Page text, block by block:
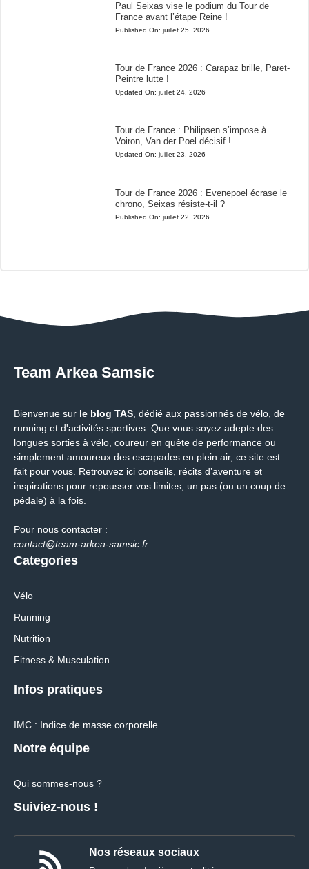
Paul Seixas vise le podium du Tour de
France avant l’étape Reine !
Published On: juillet 25, 2026
Tour de France 2026 : Carapaz brille, Paret-
Peintre lutte !
Updated On: juillet 24, 2026
Tour de France : Philipsen s’impose à
Voiron, Van der Poel décisif !
Updated On: juillet 23, 2026
Tour de France 2026 : Evenepoel écrase le
chrono, Seixas résiste-t-il ?
Published On: juillet 22, 2026
Team Arkea Samsic
Bienvenue sur le blog TAS, dédié aux passionnés de vélo, de
running et d'activités sportives. Que vous soyez adepte des
longues sorties à vélo, coureur en quête de performance ou
simplement amoureux des escapades en plein air, ce site est
fait pour vous. Retrouvez ici conseils, récits d’aventure et
inspirations pour repousser vos limites, un pas (ou un coup de
pédale) à la fois.
Pour nous contacter :
contact@team-arkea-samsic.fr
Categories
Vélo
Running
Nutrition
Fitness & Musculation
Infos pratiques
IMC : Indice de masse corporelle
Notre équipe
Qui sommes-nous ?
Suiviez-nous !
Nos réseaux sociaux